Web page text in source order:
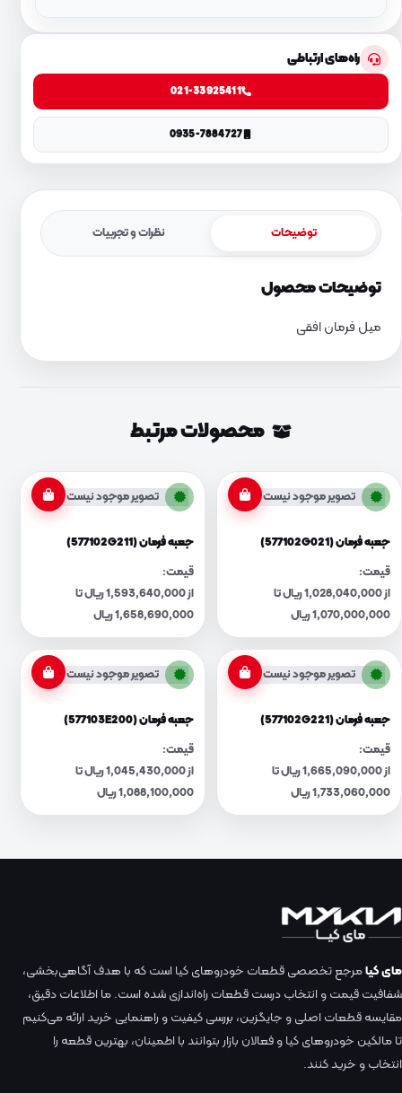
راه‌های ارتباطی
021-33925411
0935-7884727
توضیحات نظرات و تجربیات
توضیحات محصول
میل فرمان افقی
محصولات مرتبط
تصویر موجود نیست
جعبه فرمان (577102G021)
قیمت:
از 1,028,040,000 ریال تا
1,070,000,000 ریال
تصویر موجود نیست
جعبه فرمان (577102G211)
قیمت:
از 1,593,640,000 ریال تا
1,658,690,000 ریال
تصویر موجود نیست
جعبه فرمان (577102G221)
قیمت:
از 1,665,090,000 ریال تا
1,733,060,000 ریال
تصویر موجود نیست
جعبه فرمان (577103E200)
قیمت:
از 1,045,430,000 ریال تا
1,088,100,000 ریال
مای کیامرجع تخصصی قطعات خودروهای کیا است که با هدف آگاهی‌بخشی،
شفافیت قیمت و انتخاب درست قطعات راه‌اندازی شده است. ما اطلاعات دقیق،
مقایسه قطعات اصلی و جایگزین، بررسی کیفیت و راهنمایی خرید ارائه می‌کنیم
تا مالکین خودروهای کیا و فعالان بازار بتوانند با اطمینان، بهترین قطعه را
انتخاب و خرید کنند.